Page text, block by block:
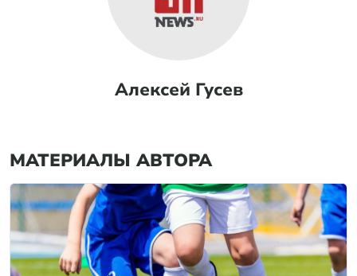
Алексей Гусев
МАТЕРИАЛЫ АВТОРА